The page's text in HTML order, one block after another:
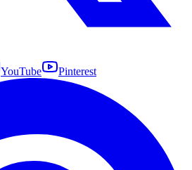
YouTube Pinterest